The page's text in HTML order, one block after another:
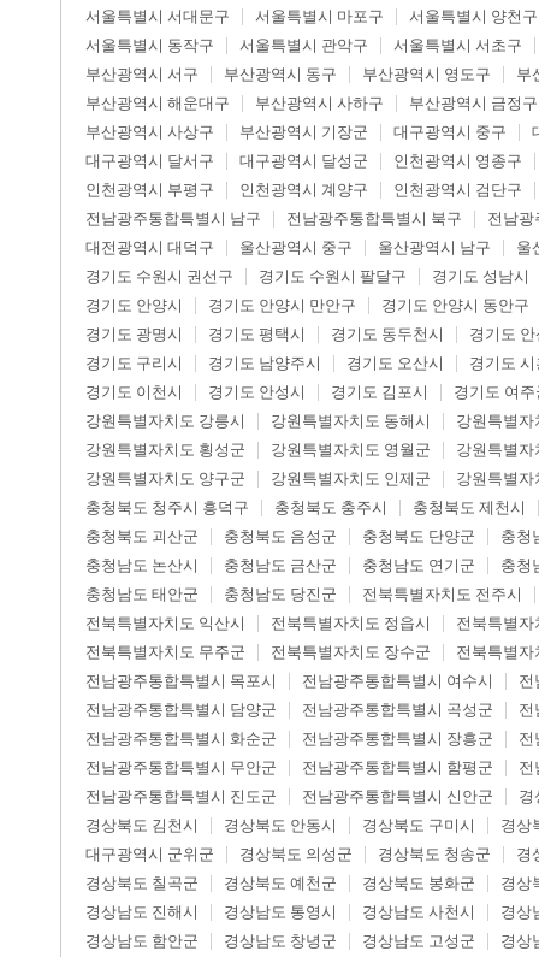
서울특별시 서대문구
서울특별시 마포구
서울특별시 양천구
서울특별시 동작구
서울특별시 관악구
서울특별시 서초구
부산광역시 서구
부산광역시 동구 부산광역시 영도구
부
부산광역시 해운대구
부산광역시 사하구
부산광역시 금정구
부산광역시 사상구
부산광역시 기장군 대구광역시 중구
대구광역시 달서구
대구광역시 달성군
인천광역시 영종구
인천광역시 부평구
인천광역시 계양구
인천광역시 검단구
전남광주통합특별시 남구
전남광주통합특별시 북구
전남광
대전광역시 대덕구
울산광역시 중구 울산광역시 남구
울
경기도 수원시 권선구
경기도 수원시 팔달구
경기도 성남시
경기도 안양시
경기도 안양시 만안구
경기도 안양시 동안구
경기도 광명시
경기도 평택시 경기도 동두천시
경기도
경기도 구리시
경기도 남양주시 경기도 오산시
경기도
경기도 이천시
경기도 안성시 경기도 김포시
경기도 여주
강원특별자치도 강릉시
강원특별자치도 동해시
강원특별자
강원특별자치도 횡성군
강원특별자치도 영월군
강원특별자
강원특별자치도 양구군
강원특별자치도 인제군
강원특별자
충청북도 청주시 흥덕구
충청북도 충주시
충청북도 제천시
충청북도 괴산군
충청북도 음성군 충청북도 단양군
충청
충청남도 논산시
충청남도 금산군 충청남도 연기군
충청
충청남도 태안군
충청남도 당진군
전북특별자치도 전주시
전북특별자치도 익산시
전북특별자치도 정읍시
전북특별자
전북특별자치도 무주군
전북특별자치도 장수군
전북특별자
전남광주통합특별시 목포시
전남광주통합특별시 여수시
전
전남광주통합특별시 담양군
전남광주통합특별시 곡성군
전
전남광주통합특별시 화순군
전남광주통합특별시 장흥군
전
전남광주통합특별시 무안군
전남광주통합특별시 함평군
전
전남광주통합특별시 진도군
전남광주통합특별시 신안군
경
경상북도 김천시
경상북도 안동시 경상북도 구미시
경상
대구광역시 군위군
경상북도 의성군 경상북도 청송군
경
경상북도 칠곡군
경상북도 예천군 경상북도 봉화군
경상
경상남도 진해시
경상남도 통영시 경상남도 사천시
경상
경상남도 함안군
경상남도 창녕군 경상남도 고성군
경상